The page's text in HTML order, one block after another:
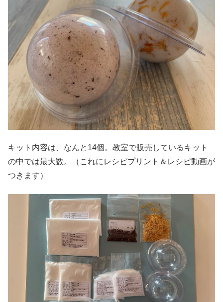
キット内容は、なんと14個。教室で販売しているキット
の中では最大数。（これにレシピプリント＆レシピ動画が
つきます）